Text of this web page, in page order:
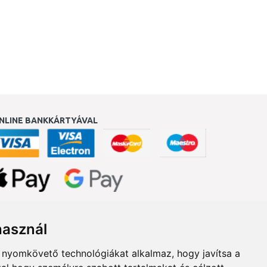
technológiákat alkalmaz, hogy javítsa a
BANKKÁRTYÁVAL